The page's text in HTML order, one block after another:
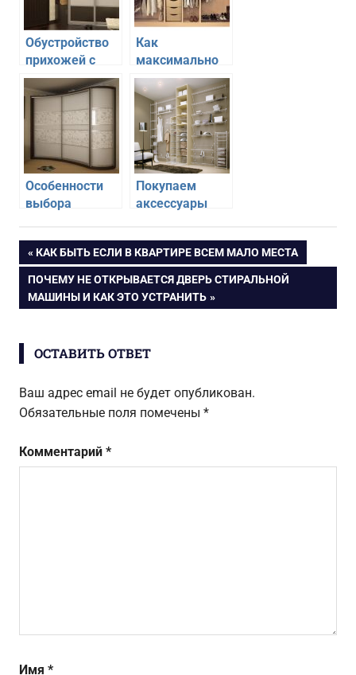
Обустройство
прихожей с
помощью
шкафа-купе
Как
максимально
использовать
пространство
шкафа-купе в
спальне
Особенности
выбора
шкафа-купе в
спальню
Покупаем
аксессуары
купе
Навигация
по
ПРЕДЫДУЩАЯ
ЗАПИСЬ:
КАК БЫТЬ ЕСЛИ В КВАРТИРЕ ВСЕМ МАЛО МЕСТА
СЛЕДУЮЩАЯ
ЗАПИСЬ:
ПОЧЕМУ НЕ ОТКРЫВАЕТСЯ ДВЕРЬ СТИРАЛЬНОЙ
МАШИНЫ И КАК ЭТО УСТРАНИТЬ
ОСТАВИТЬ ОТВЕТ
Ваш адрес email не будет опубликован.
Обязательные поля помечены *
Комментарий *
Имя *